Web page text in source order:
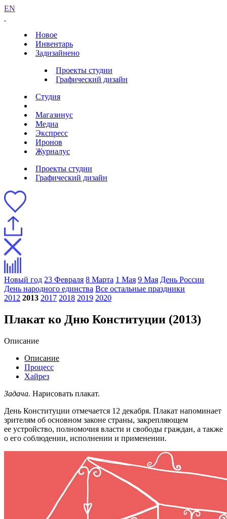
EN
Новое
Инвентарь
Задизайнено
Проекты студии
Графический дизайн
Студия
Магазинус
Медиа
Экспресс
Иронов
Журналус
Проекты студии
Графический дизайн
Новый год 23 Февраля 8 Марта 1 Мая 9 Мая День России
День народного единства Все остальные праздники
2012 2013 2017 2018 2019 2020
Плакат ко Дню Конституции (2013)
Описание
Описание
Процесс
Хайрез
Задача. Нарисовать плакат.
День Конституции отмечается 12 декабря. Плакат напоминает
зрителям об основном законе страны, закрепляющем
ее устройство, полномочия власти и свободы граждан, а также
о его соблюдении, исполнении и применении.